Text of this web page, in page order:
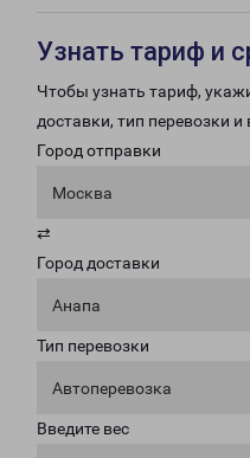
Узнать тариф и
Чтобы узнать тариф,
доставки, тип перевозки и
Город отправки
Москва
⇄
Город доставки
Анапа
Тип перевозки
Автоперевозка
Введите вес